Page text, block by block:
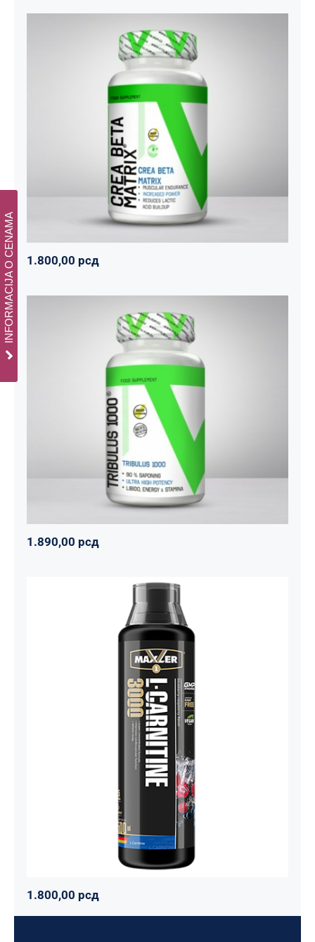
CREA BETA MATRIX
Napumpanko Svi proizvodi
1.800,00 рсд
1.800,00 рсд
Tribulus 1000
Svi proizvodi Vitalikum
1.890,00 рсд
1.890,00 рсд
Carnitine Liquid Comfortable Shape
3000 – 500 ml
Mršavko Svi proizvodi
1.800,00рсд
1.800,00 рсд
INFORMACIJA O CENAMA